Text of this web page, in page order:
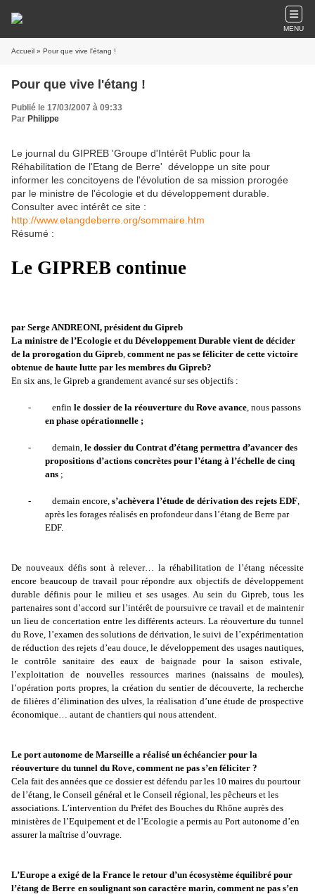
MENU
Accueil » Pour que vive l'étang !
Pour que vive l'étang !
Publié le 17/03/2007 à 09:33
Par Philippe
Le journal du GIPREB 'Groupe d'Intérêt Public pour la
Réhabilitation de l'Etang de Berre' développe un site pour
informer les concitoyens de l'évolution de sa mission prorogée
par le ministre de l'écologie et du développement durable.
Consulter avec intérêt ce site :
http://www.etangdeberre.org/sommaire.htm
Résumé :
Le GIPREB continue
par Serge ANDREONI, président du Gipreb
La ministre de l’Ecologie et du Développement Durable vient de décider
de la prorogation du Gipreb comment ne pas se féliciter de cette victoire
obtenue de haute lutte par les membres du Gipreb?
En six ans, le Gipreb a grandement avancé sur ses objectifs :
- enfin le dossier de la réouverture du Rove avance , nous passons
en phase opérationnelle ;
- demain, le dossier du Contrat d’étang permettra d’avancer des
propositions d’actions concrètes pour l’étang à l’échelle de cinq
ans ;
- demain encore, s’achèvera l’étude de dérivation des rejets EDF
après les forages réalisés en profondeur dans l’étang de Berre par
EDF.
De nouveaux défis sont à relever…
la réhabilitation de l’étang nécessite
encore beaucoup de travail pour répondre aux objectifs de développement
durable définis pour le milieu et ses usages. Au sein du Gipreb, tous les
partenaires sont d’accord sur l’intérêt de poursuivre ce travail et de maintenir
un lieu de concertation entre les différents acteurs. La réouverture du tunnel
du Rove, l’examen des solutions de dérivation, le suivi de l’expérimentation
de réduction des rejets d’eau douce, le développement des usages nautiques,
le contrôle sanitaire des eaux de baignade pour la saison estivale,
l’exploitation de nouvelles ressources marines (naissains de moules),
l’opération ports propres, la création du sentier de découverte, la recherche
de filières d’élimination des ulves, la réalisation d’une étude de prospective
économique… autant de chantiers qui nous attendent.
Le port autonome de Marseille a réalisé un échéancier pour la
réouverture du tunnel du Rove, comment ne pas s’en féliciter ?
Cela fait des années que ce dossier est défendu par les 10 maires du pourtour
de l’étang, le Conseil général et le Conseil régional, les pêcheurs et les
associations. L’intervention du Préfet des Bouches du Rhône auprès des
ministères de l’Equipement et de l’Ecologie a permis au Port autonome d’en
assurer la maîtrise d’ouvrage.
L’Europe a exigé de la France le retour d’un écosystème équilibré pour
l’étang de Berre en soulignant son caractère marin, comment ne pas s’en